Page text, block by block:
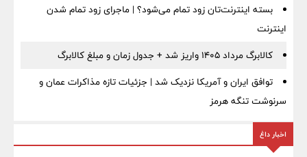
بسته اینترنت‌تان زود تمام می‌شود؟ | ماجرای زود تمام شدن
اینترنت
کالابرگ مرداد ۱۴۰۵ واریز شد + جدول زمان و مبلغ کالابرگ
توافق ایران و آمریکا نزدیک شد | جزئیات تازه مذاکرات عمان و
سرنوشت تنگه هرمز
اخبار داغ